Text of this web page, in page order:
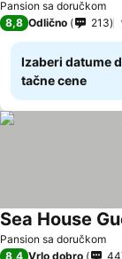
Pansion sa doručkom
8,8 Odlično 213
Izaberi datume
tačne cene
Pansion sa doručkom
Sea House
8,4 Vrlo dobro